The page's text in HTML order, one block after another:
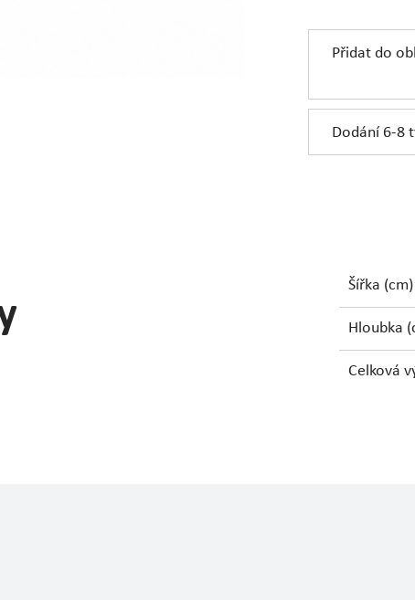
Přidat do
Dodání 6-8
Šířka (cm)
Hloubka
Celková